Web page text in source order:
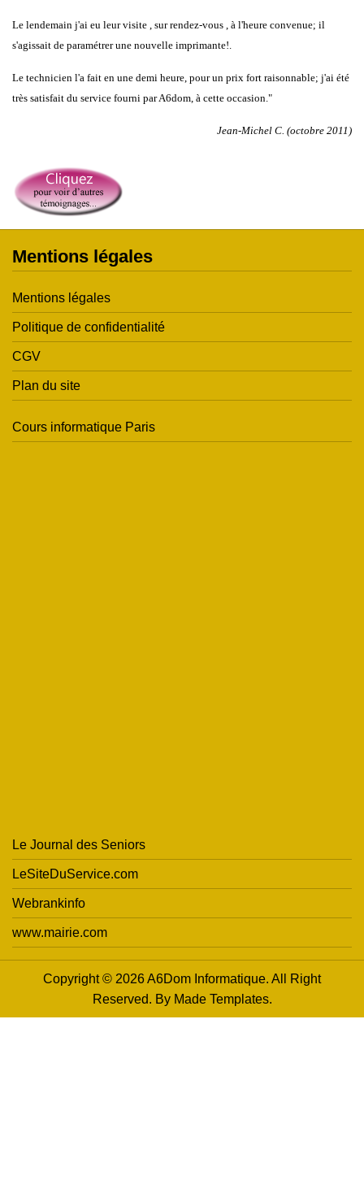
Le lendemain j'ai eu leur visite , sur rendez-vous , à l'heure convenue; il
s'agissait de paramétrer une nouvelle imprimante!.
Le technicien l'a fait en une demi heure, pour un prix fort raisonnable; j'ai été
très satisfait du service fourni par A6dom, à cette occasion."
Jean-Michel C. (octobre 2011)
Mentions légales
Mentions légales
Politique de confidentialité
CGV
Plan du site
Cours informatique Paris
Le Journal des Seniors
LeSiteDuService.com
Webrankinfo
www.mairie.com
Copyright © 2026 A6Dom Informatique. All Right
Reserved. By Made Templates.